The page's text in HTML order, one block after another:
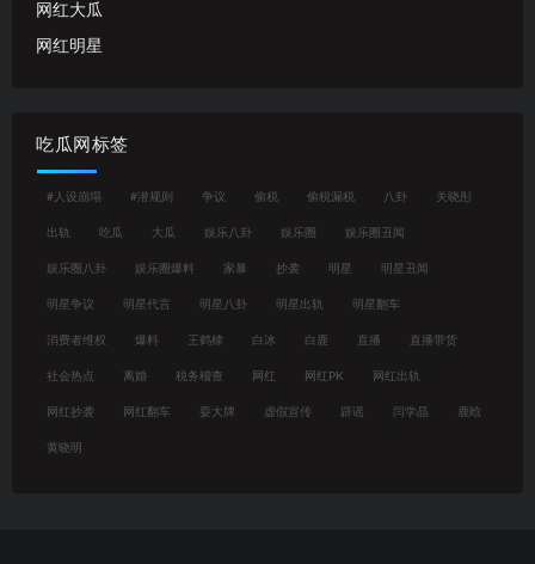
网红大瓜
网红明星
吃瓜网标签
#人设崩塌 #潜规则 争议 偷税 偷税漏税 八卦 关晓彤
出轨 吃瓜 大瓜 娱乐八卦 娱乐圈 娱乐圈丑闻
娱乐圈八卦 娱乐圈爆料 家暴 抄袭 明星 明星丑闻
明星争议 明星代言 明星八卦 明星出轨 明星翻车
消费者维权 爆料 王鹤棣 白冰 白鹿 直播 直播带货
社会热点 离婚 税务稽查 网红 网红PK 网红出轨
网红抄袭 网红翻车 耍大牌 虚假宣传 辟谣 闫学晶 鹿晗
黄晓明